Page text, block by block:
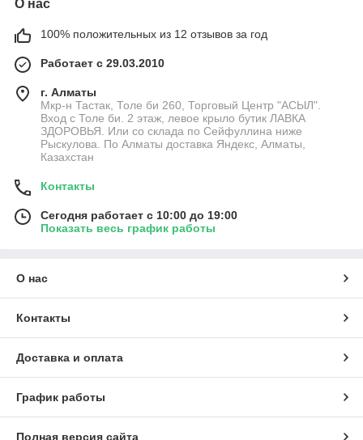
О нас
100% положительных из 12 отзывов за год
Работает с 29.03.2010
г. Алматы
Мкр-н Тастак, Толе би 260, Торговый Центр "АСЫЛ".
Вход с Толе би. 2 этаж, левое крыло бутик ЛАВКА
ЗДОРОВЬЯ. Или со склада по Сейфуллина ниже
Рыскулова. По Алматы доставка Яндекс, Алматы,
Казахстан
Контакты
Сегодня работает с 10:00 до 19:00
Показать весь график работы
О нас
Контакты
Доставка и оплата
График работы
Полная версия сайта